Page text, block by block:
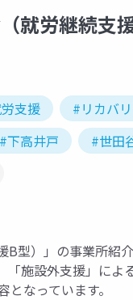
労継続支
支援 #リカバ
#下高井戸 #世田
型）」の事業所紹介
「施設外支援」に
なっています。